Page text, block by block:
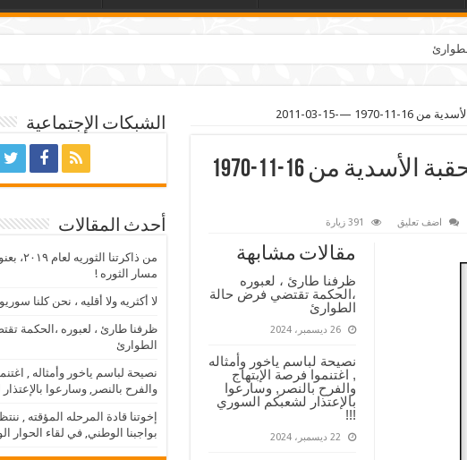
—-15-03-2011
ما الفائدة من دراسة وتحليل الحقبة الأسدية من 16-11-1970
اضف تعليق 391 زيارة
مقالات مشابهة
ظرفنا طارئ ، لعبوره
،الحكمة تقتضي فرض حالة
الطوارئ
26 ديسمبر، 2024
نصيحة لباسم ياخور وأمثاله
, اغتنموا فرصة الإبتهاج
والفرح بالنصر, وسارعوا
بالإعتذار لشعبكم السوري
!!!
22 ديسمبر، 2024
الشبكات الإجتماعية
أحدث المقالات
من
مسار الثوره !
لا أكثريه ولا أقليه ، نحن كلنا
ظرفنا طارئ ، لعبوره ،الحكمة
الطوارئ
نصيحة لباسم ياخور وأمثاله ,
والفرح بالنصر, وسارعوا
إخوتنا قادة المرحله المؤقته ,
بواجبنا الوطني, في لقاء الحوار